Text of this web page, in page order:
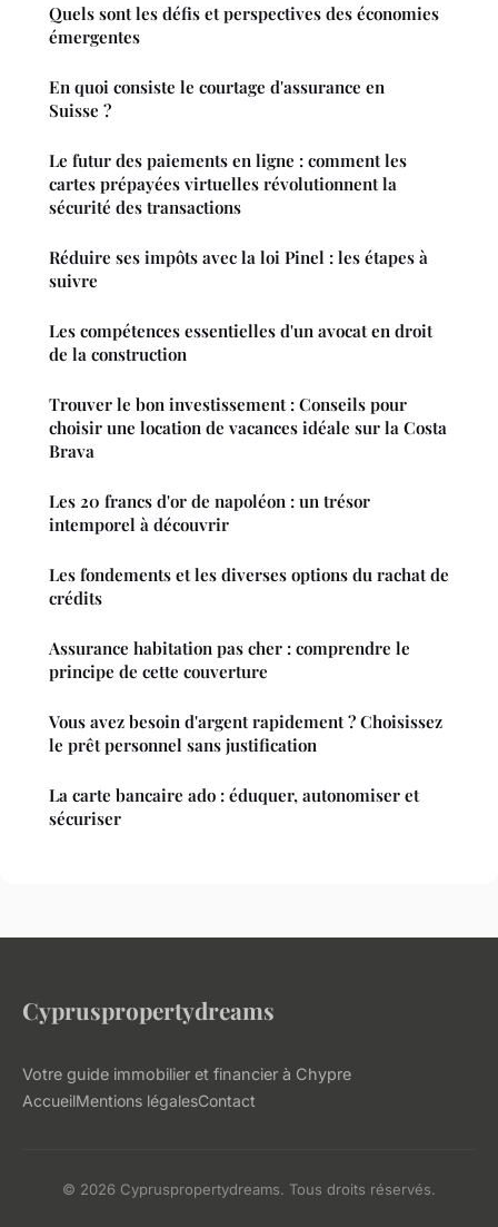
Quels sont les défis et perspectives des économies
émergentes
En quoi consiste le courtage d'assurance en
Suisse ?
Le futur des paiements en ligne : comment les
cartes prépayées virtuelles révolutionnent la
sécurité des transactions
Réduire ses impôts avec la loi Pinel : les étapes à
suivre
Les compétences essentielles d'un avocat en droit
de la construction
Trouver le bon investissement : Conseils pour
choisir une location de vacances idéale sur la Costa
Brava
Les 20 francs d'or de napoléon : un trésor
intemporel à découvrir
Les fondements et les diverses options du rachat de
crédits
Assurance habitation pas cher : comprendre le
principe de cette couverture
Vous avez besoin d'argent rapidement ? Choisissez
le prêt personnel sans justification
La carte bancaire ado : éduquer, autonomiser et
sécuriser
Cypruspropertydreams
Votre guide immobilier et financier à Chypre
AccueilMentions légalesContact
© 2026 Cypruspropertydreams. Tous droits réservés.